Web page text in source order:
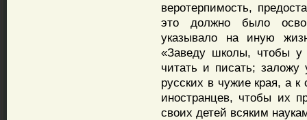
веротерпимость,
это должно было
указывало на иную
«Заведу школы, чтобы у
читать и писать; заложу
русских в чужие края, а
иностранцев, чтобы их
своих детей всяким